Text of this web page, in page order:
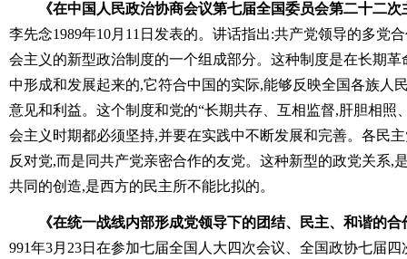
《在中国人民政治协商会议第七届全国委员会第二十二
李先念1989年10月11日发表的。讲话指出:共产党领导的多党
会主义的新型政治制度的一个组成部分。这种制度是在长期
中形成和发展起来的,它符合中国的实际,能够反映全国各族人
意见和利益。这个制度和党的“长期共存、互相监督,肝胆相照
会主义时期都必须坚持,并要在实践中不断发展和完善。各民
反对党,而是同共产党亲密合作的友党。这种新型的政党关系,
共同的创造,是西方的民主所不能比拟的。
《在统一战线内部形成党领导下的团结、民主、和谐的
991年3月23日在参加七届全国人大四次会议、全国政协七届